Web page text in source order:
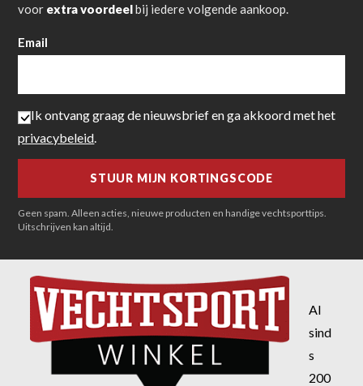
voor extra voordeelbij iedere volgende aankoop.
Email
Ik ontvang graag de nieuwsbrief en ga akkoord met het
privacybeleid
Geen spam. Alleen acties, nieuwe producten en handige vechtsporttips.
Uitschrijven kan altijd.
Al
sind
s
200